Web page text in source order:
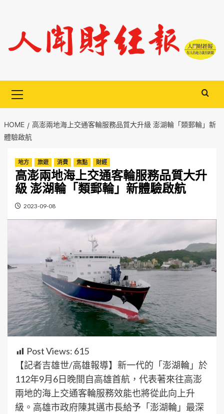
content
Menu
HOME
高澎兩地海上交通客輪服務品質大升級 澎湖輪「類郵輪」新
體驗啟航
地方 旅遊 消費 焦點 財經
高澎兩地海上交通客輪服務品質大升
級 澎湖輪「類郵輪」新體驗啟航
2023-09-08
Post Views: 615
【記者吉雄世/高雄報導】新一代的「澎湖輪」於
112年9月6日晚間自高雄首航，代表著來往高澎
兩地的海上交通客輪服務效能也將從此向上升
級。高雄市政府陳其邁市長給予「澎湖輪」最深